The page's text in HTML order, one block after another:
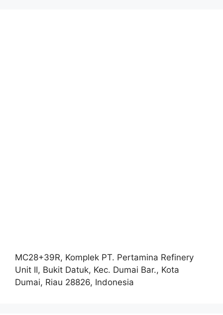
MC28+39R, Komplek PT. Pertamina Refinery
Unit II, Bukit Datuk, Kec. Dumai Bar., Kota
Dumai, Riau 28826, Indonesia